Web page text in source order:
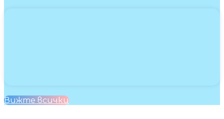
Вижте всички